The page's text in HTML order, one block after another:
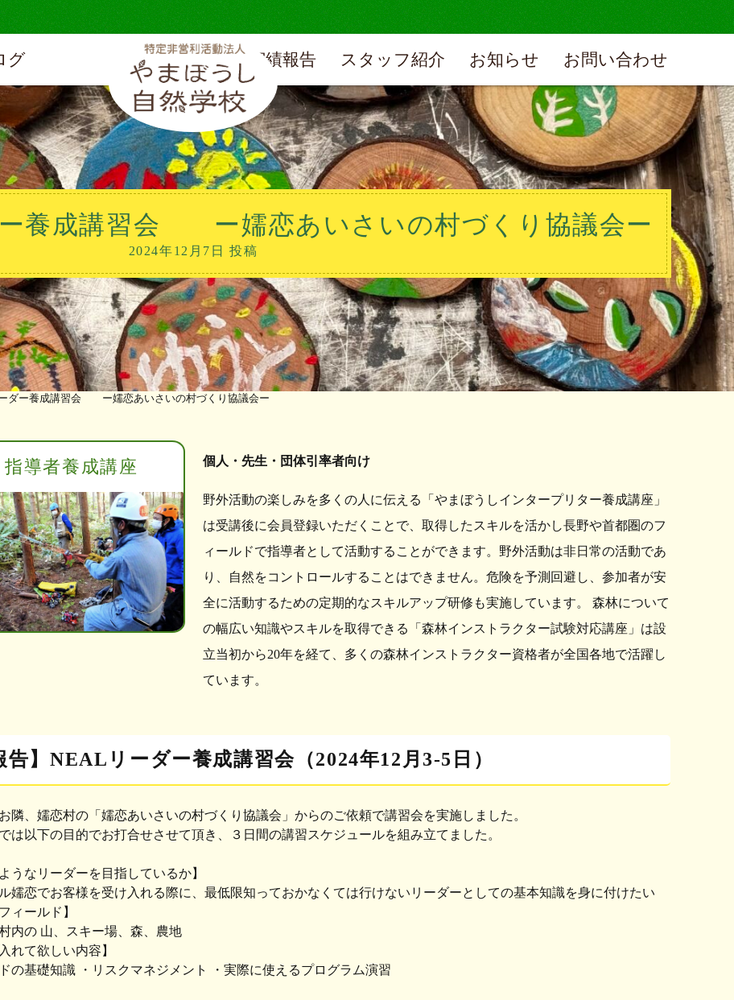
グ 実績報告 スタッフ紹介 お知らせ お問い合わせ
ー養成講習会 ー嬬恋あいさいの村づくり協議会ー
2024年12月7日 投稿
ーダー養成講習会 ー嬬恋あいさいの村づくり協議会ー
指導者養成講座 個人・先生・団体引率者向け
野外活動の楽しみを多くの人に伝える「やまぼうしインタープリター養成講座」
は受講後に会員登録いただくことで、取得したスキルを活かし長野や首都圏のフ
ィールドで指導者として活動することができます。野外活動は非日常の活動であ
り、自然をコントロールすることはできません。危険を予測回避し、参加者が安
全に活動するための定期的なスキルアップ研修も実施しています。 森林について
の幅広い知識やスキルを取得できる「森林インストラクター試験対応講座」は設
立当初から20年を経て、多くの森林インストラクター資格者が全国各地で活躍し
ています。
告】NEALリーダー養成講習会（2024年12月3-5日）
隣、嬬恋村の「嬬恋あいさいの村づくり協議会」からのご依頼で講習会を実施しました。
は以下の目的でお打合せさせて頂き、３日間の講習スケジュールを組み立てました。
うなリーダーを目指しているか】
嬬恋でお客様を受け入れる際に、最低限知っておかなくては行けないリーダーとしての基本知識を身に付けたい
ィールド】
内の 山、スキー場、森、農地
れて欲しい内容】
の基礎知識 ・リスクマネジメント ・実際に使えるプログラム演習